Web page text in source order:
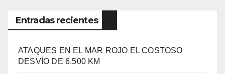
Entradas recientes
ATAQUES EN EL MAR ROJO EL COSTOSO
DESVÍO DE 6.500 KM